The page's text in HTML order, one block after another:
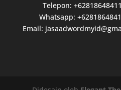
Telepon: +62818648411
Whatsapp:
Email: